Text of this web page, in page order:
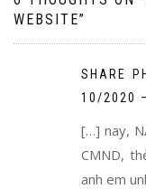
WEBSITE”
SHARE
10/2020
[…] nay,
CMND,
anh em